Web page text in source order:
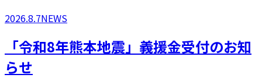
2026.8.7NEWS
「令和8年熊本地震」義援金受付のお知
らせ